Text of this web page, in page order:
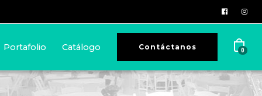
Portafolio Catálogo Contáctanos 0